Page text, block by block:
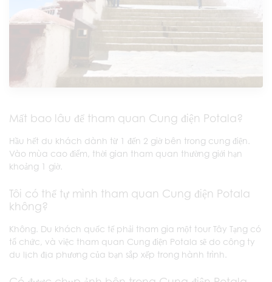
Mất bao lâu để tham quan Cung điện Potala?
Hầu hết du khách dành từ 1 đến 2 giờ bên trong cung điện.
Vào mùa cao điểm, thời gian tham quan thường giới hạn
khoảng 1 giờ.
Tôi có thể tự mình tham quan Cung điện Potala
không?
Không. Du khách quốc tế phải tham gia một tour Tây Tạng có
tổ chức, và việc tham quan Cung điện Potala sẽ do công ty
du lịch địa phương của bạn sắp xếp trong hành trình.